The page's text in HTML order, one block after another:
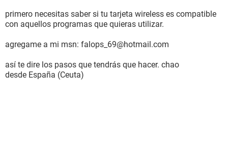
primero necesitas saber si tu tarjeta wireless es compatible
con aquellos programas que quieras utilizar.
agregame a mi msn: falops_69@hotmail.com
así te dire los pasos que tendrás que hacer. chao
desde España (Ceuta)